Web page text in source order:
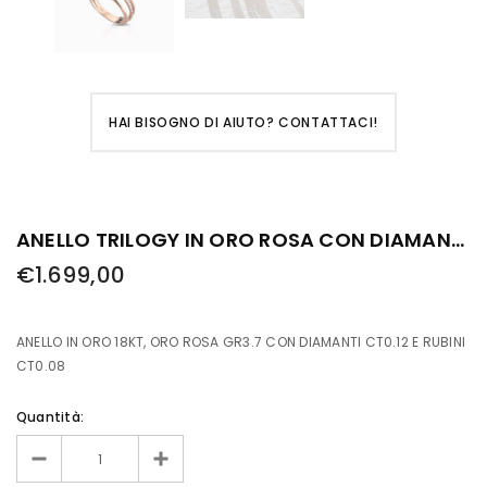
HAI BISOGNO DI AIUTO? CONTATTACI!
ANELLO TRILOGY IN ORO ROSA CON DIAMANTI E RUBINI
€1.699,00
ANELLO IN ORO 18KT, ORO ROSA GR3.7 CON DIAMANTI CT0.12 E RUBINI
CT0.08
Quantità: